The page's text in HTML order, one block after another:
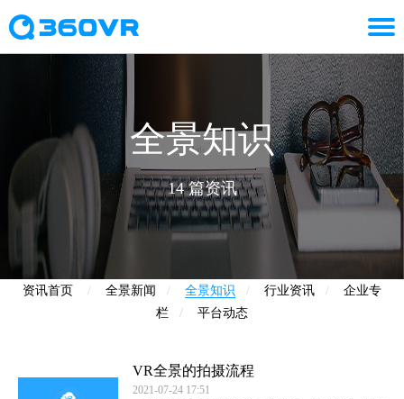
全景知识
14篇资讯
资讯首页 / 全景新闻 / 全景知识 / 行业资讯 /
企业专
栏
/ 平台动态
VR全景的拍摄流程
2021-07-24 17:51